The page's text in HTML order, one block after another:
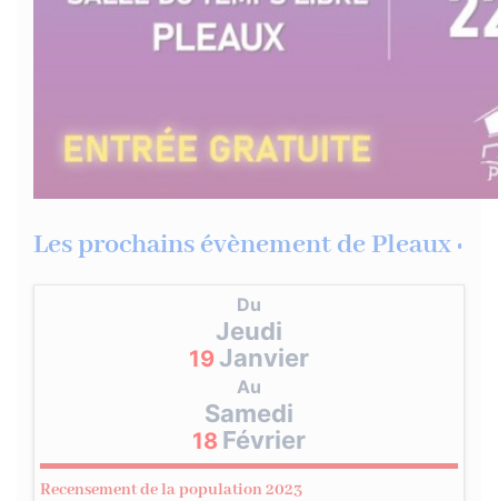
Les prochains évènement de Pleaux :
Du
Jeudi
19 Janvier
Au
Samedi
18 Février
Recensement de la population 2023